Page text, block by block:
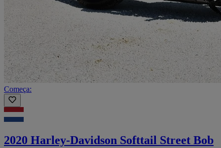
Começa:
2020 Harley-Davidson Softtail Street Bob